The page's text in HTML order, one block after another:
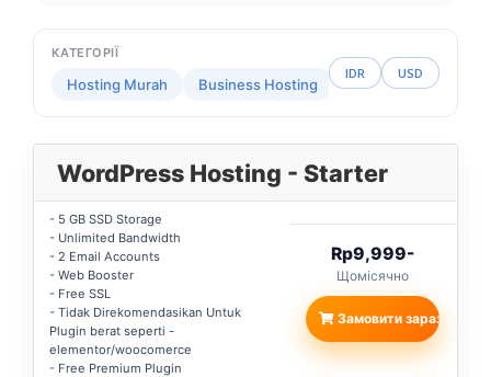
КАТЕГОРІЇ
Hosting Murah Business Hosting Reseller Hosting
IDR USD
WordPress Hosting - Starter
- 5 GB SSD Storage
- Unlimited Bandwidth
- 2 Email Accounts
- Web Booster
- Free SSL
- Tidak Direkomendasikan Untuk
Plugin berat seperti -
elementor/woocomerce
- Free Premium Plugin
Rp9,999-
Щомісячно
Замовити зараз